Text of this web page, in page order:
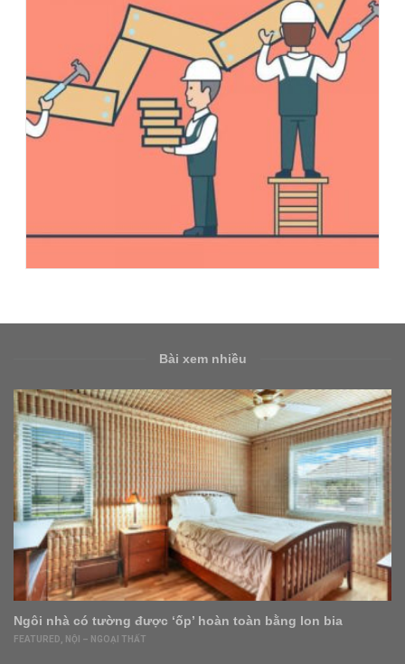
Bài xem nhiều
Ngôi nhà có tường được ‘ốp’ hoàn toàn bằng lon bia
FEATURED,NỘI – NGOẠI THẤT